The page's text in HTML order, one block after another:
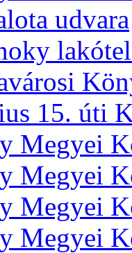
udvara
15. úti
Megyei
Megyei
Megyei
Megyei